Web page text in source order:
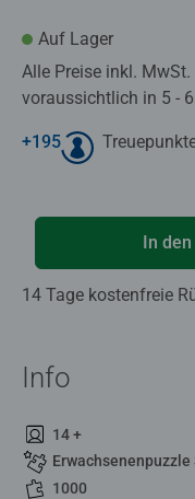
Auf Lager
Alle Preise inkl. MwSt.
voraussichtlich in 5 -
+195
In
14 Tage kostenfreie
Info
14 +
Erwachsenenpuzzle
1000